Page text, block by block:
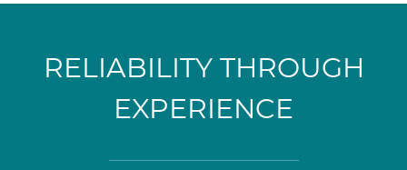
RELIABILITY THROUGH
EXPERIENCE